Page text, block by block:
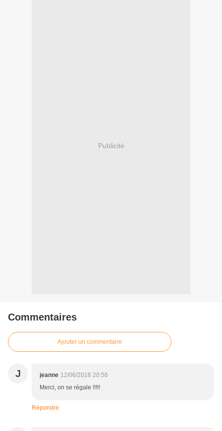
Publicité
Commentaires
Ajouter un commentaire
J jeanne 12/06/2016 20:56
Merci, on se régale !!!!!
Répondre